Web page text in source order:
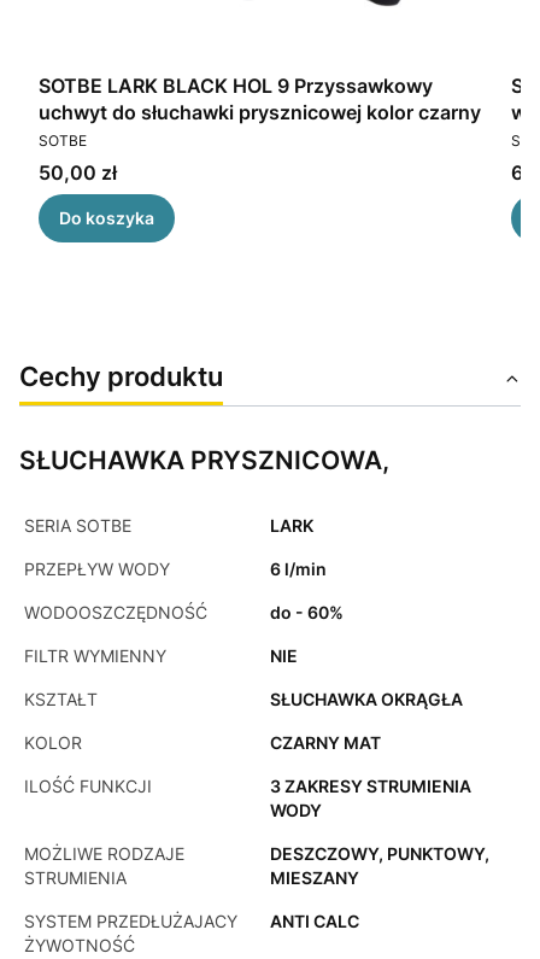
SOTBE LARK BLACK HOL 9 Przyssawkowy
uchwyt do słuchawki prysznicowej kolor czarny
PRODUCENT
SOTBE
Cena
50,00 zł
Do koszyka
Cechy produktu
SŁUCHAWKA PRYSZNICOWA,
SERIA SOTBE LARK
PRZEPŁYW WODY 6 l/min
WODOOSZCZĘDNOŚĆ do - 60%
FILTR WYMIENNY NIE
KSZTAŁT SŁUCHAWKA OKRĄGŁA
KOLOR CZARNY MAT
ILOŚĆ FUNKCJI
3 ZAKRESY STRUMIENIA
WODY
MOŻLIWE RODZAJE
STRUMIENIA
DESZCZOWY, PUNKTOWY,
MIESZANY
SYSTEM PRZEDŁUŻAJACY
ŻYWOTNOŚĆ
ANTI CALC